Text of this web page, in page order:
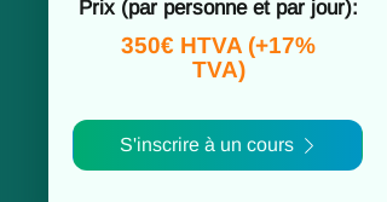
Prix (par personne et par jour):
350€ HTVA (+17%
TVA)
S'inscrire à un cours